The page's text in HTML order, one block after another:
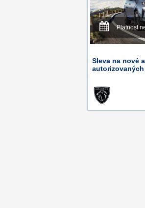
Platnost
Sleva na nové